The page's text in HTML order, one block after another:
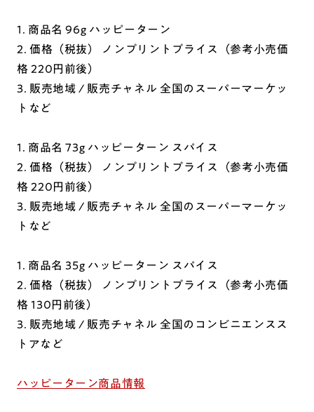
1. 商品名 96g ハッピーターン
2. 価格（税抜） ノンプリントプライス（参考小売価
格 220円前後）
3. 販売地域 / 販売チャネル 全国のスーパーマーケッ
トなど
1. 商品名 73g ハッピーターン スパイス
2. 価格（税抜） ノンプリントプライス（参考小売価
格 220円前後）
3. 販売地域 / 販売チャネル 全国のスーパーマーケッ
トなど
1. 商品名 35g ハッピーターン スパイス
2. 価格（税抜） ノンプリントプライス（参考小売価
格 130円前後）
3. 販売地域 / 販売チャネル 全国のコンビニエンスス
トアなど
ハッピーターン商品情報